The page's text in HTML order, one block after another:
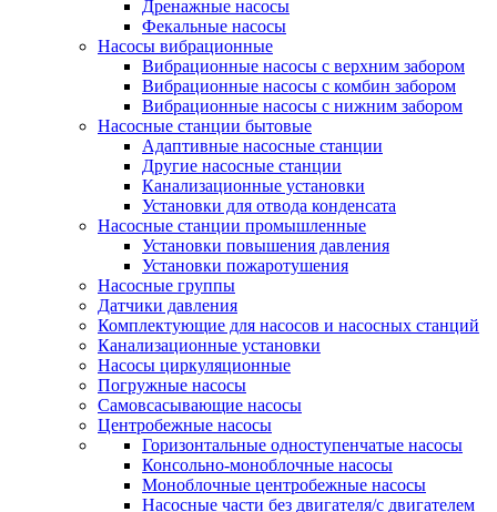
Дренажные насосы
Фекальные насосы
Насосы вибрационные
Вибрационные насосы с верхним забором
Вибрационные насосы с комбин забором
Вибрационные насосы с нижним забором
Насосные станции бытовые
Адаптивные насосные станции
Другие насосные станции
Канализационные установки
Установки для отвода конденсата
Насосные станции промышленные
Установки повышения давления
Установки пожаротушения
Насосные группы
Датчики давления
Комплектующие для насосов и насосных станций
Канализационные установки
Насосы циркуляционные
Погружные насосы
Самовсасывающие насосы
Центробежные насосы
Горизонтальные одноступенчатые насосы
Консольно-моноблочные насосы
Моноблочные центробежные насосы
Насосные части без двигателя/с двигателем